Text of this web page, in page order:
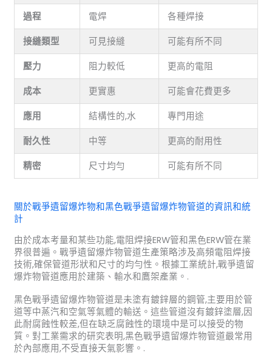
過程 電焊 各種焊接
接縫類型 可見接縫 可能有所不同
壓力 阻力較低 更高的電阻
成本 更實惠 可能會花費更多
應用 結構性的,水 專門用途
耐久性 中等 更高的耐用性
精密 尺寸均勻 可能有所不同
關於戰爭遺留爆炸物和黑色戰爭遺留爆炸物管道的資訊和統
計
由於成本考量和某些功能,電阻焊接ERW管和黑色ERW管在業
界很普遍。戰爭遺留爆炸物管道生產策略涉及高頻電阻焊接
技術,確保管道形狀和尺寸的均勻性。根據工業統計,戰爭遺留
爆炸物管道應用於建築、輸水和鷹架產業。.
黑色戰爭遺留爆炸物管道是未塗有鍍鋅層的鋼管,主要用於管
道等中蒸汽和空氣等氣體的輸送。這些管道沒有鍍鋅塗層,因
此耐腐蝕性較差,但在缺乏腐蝕性的環境中是可以接受的物
質。對工業需求的研究表明,黑色戰爭遺留爆炸物管道最常用
於內部應用,不受直接天氣影響。.